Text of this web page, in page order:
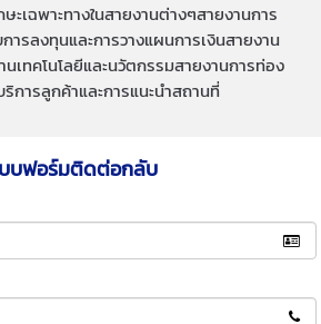
เฉพาะทางในสายงานต่างๆสายงานการ
ารลงทุนและการวางแผนการเงินสายงาน
เทคโนโลยีและนวัตกรรมสายงานการท่อง
ริการลูกค้าและการแนะนำสถานที่
บฟอร์มติดต่อกลับ